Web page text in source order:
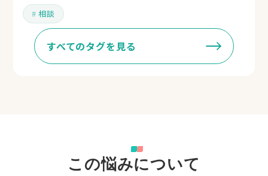
相談
すべてのタグを見る
この悩みについて